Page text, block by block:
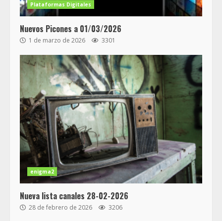
Plataformas Digitales
Nuevos Picones a 01/03/2026
1 de marzo de 2026 3301
enigma2
Nueva lista canales 28-02-2026
28 de febrero de 2026 3206